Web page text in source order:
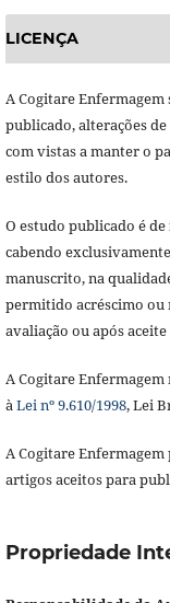
LICENÇA
A Cogitare
publicado, alterações
com vistas a manter o
estilo dos autores.
O estudo publicado é
cabendo
manuscrito, na
permitido acréscimo ou
avaliação ou após
A Cogitare
àLei nº 9.610/1998, Lei
A Cogitare
artigos aceitos para
Propriedade